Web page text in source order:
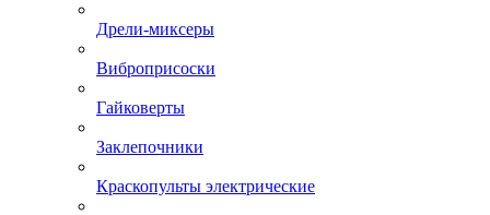
Дрели-миксеры
Виброприсоски
Гайковерты
Заклепочники
Краскопульты электрические